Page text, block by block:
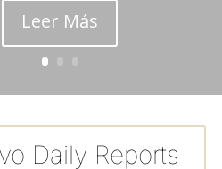
Leer Más
Daily Reports